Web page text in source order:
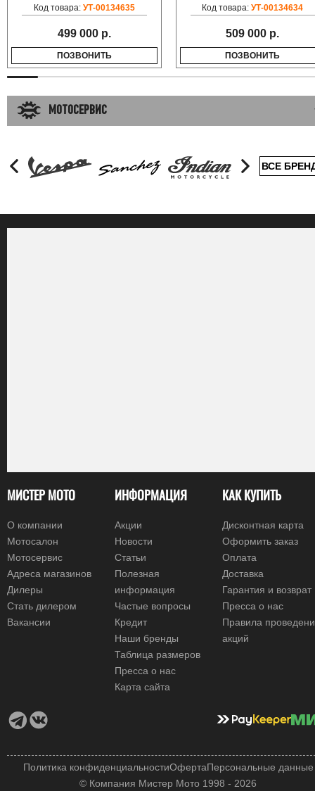
Код товара: УТ-00134635
499 000 р.
ПОЗВОНИТЬ
Код товара:УТ-00134634
509 000 р.
ПОЗВОНИТЬ
МОТОСЕРВИС
ВСЕ
МИСТЕР МОТО
О компании
Мотосалон
Мотосервис
Адреса магазинов
Дилеры
Стать дилером
Вакансии
ИНФОРМАЦИЯ
Акции
Новости
Статьи
Полезная
информация
Частые вопросы
Кредит
Наши бренды
Таблица размеров
Пресса о нас
Карта сайта
КАК КУПИТЬ
Дисконтная карта
Оформить заказ
Оплата
Доставка
Гарантия и возврат
Пресса о нас
Правила
акций
© Компания Мистер Мото 1998 - 2026
Политика конфиденциальностиОфертаПерсональные данные